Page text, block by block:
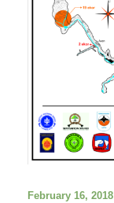
February 16, 2018